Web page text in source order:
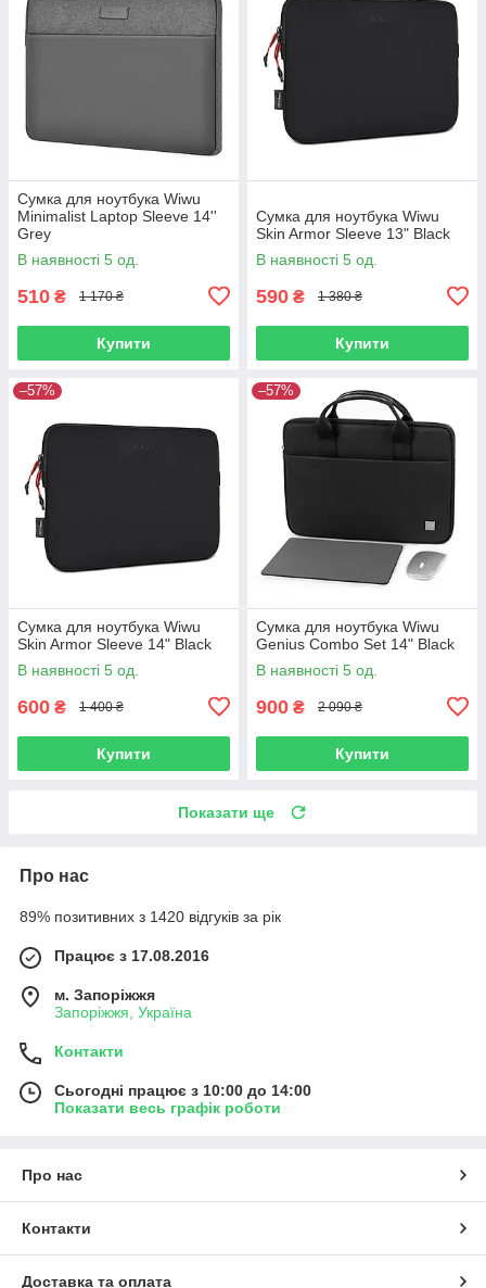
Сумка для ноутбука Wiwu
Minimalist Laptop Sleeve 14''
Grey
В наявності 5 од.
510 ₴ 1 170 ₴
Купити
Сумка для ноутбука Wiwu
Skin Armor Sleeve 13" Black
В наявності 5 од.
590 ₴ 1 380 ₴
Купити
–57%
Сумка для ноутбука Wiwu
Skin Armor Sleeve 14" Black
В наявності 5 од.
600 ₴ 1 400 ₴
Купити
–57%
Сумка для ноутбука Wiwu
Genius Combo Set 14" Black
В наявності 5 од.
900 ₴ 2 090 ₴
Купити
Показати ще
Про нас
89% позитивних з 1420 відгуків за рік
Працює з 17.08.2016
м. Запоріжжя
Запоріжжя, Україна
Контакти
Сьогодні працює з 10:00 до 14:00
Показати весь графік роботи
Про нас
Контакти
Доставка та оплата